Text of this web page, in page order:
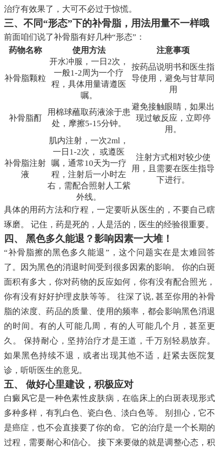
治疗有效果了，大可不必过于惊慌。
三、不同“形态”下的补骨脂，用法用量不一样哦
前面咱们说了补骨脂有好几种“形态”：
药物名称
使用方法 注意事项
补骨脂颗粒
开水冲服，一日2次，
一般1-2周为一个疗
程，具体用量请遵医
嘱。
按药品说明书和医生指
导使用，避免与甘草同
用
补骨脂酊
用棉球蘸取药液涂于患
处，摩擦5-15分钟。
避免接触眼睛，如果出
现过敏反应，立即停
用。
补骨脂注射
液
肌内注射，一次2ml，
一日1-2次， 或遵医
嘱，通常10天为一疗
程，注射后一小时左
右，需配合照射人工紫
外线。
注射方式相对较少使
用，且需要在医生指导
下进行。
具体的用药方法和疗程，一定要听从医生的，不要自己瞎
琢磨。 记住，药是死的，人是活的，医生的经验很重要。
四、 黑色多久能退？影响因素一大堆！
“补骨脂擦的黑色多久能退”，这个问题实在是太难回答
了。因为黑色的消退时间受到很多因素的影响。 你的白斑
面积有多大，你对药物的反应如何，你有没有配合照光，
你有没有好好护理皮肤等等。 往深了说, 甚至你用的补骨
脂的浓度、药品的质量、使用的频率，都会影响黑色消退
的时间。有的人可能几周，有的人可能几个月，甚至更
久。 保持耐心，坚持治疗才是王道，千万别轻易放弃。
如果黑色持续不退，或者出现其他不适，赶紧去医院复
诊，听听医生的意见。
五、 做好心里建设，积极应对
白癜风它是一种色素性皮肤病，在临床上的白斑表现形式
多种多样，有乳白色、瓷白色、淡白色等。 别担心，它不
是癌症，也不会直接要了你的命。 它的治疗是一个长期的
过程，需要耐心和信心。 接下来要做的就是调整心态，积